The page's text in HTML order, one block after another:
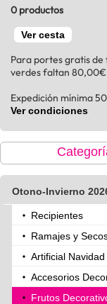
0 productos
Ver cesta
Para portes gratis de
verdes faltan 80,00€
Expedición mínima
Ver condiciones
Otono-Invierno
Recipientes
Ramajes y
Artificial Navidad
Accesorios
Frutos